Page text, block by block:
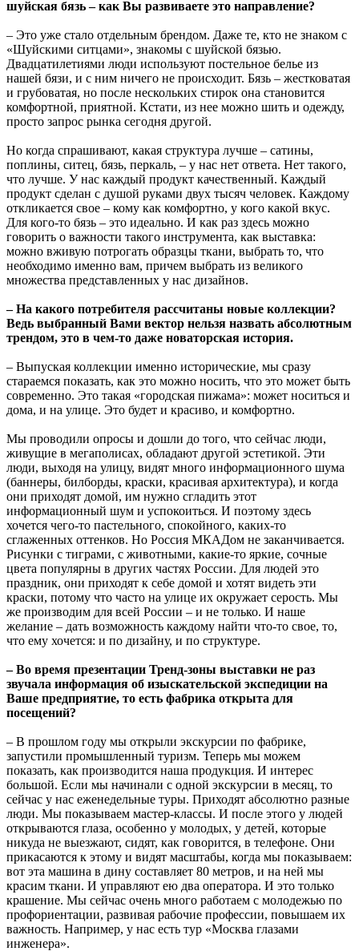
шуйская бязь – как Вы развиваете это направление?
– Это уже стало отдельным брендом. Даже те, кто не знаком с
«Шуйскими ситцами», знакомы с шуйской бязью.
Двадцатилетиями люди используют постельное белье из
нашей бязи, и с ним ничего не происходит. Бязь – жестковатая
и грубоватая, но после нескольких стирок она становится
комфортной, приятной. Кстати, из нее можно шить и одежду,
просто запрос рынка сегодня другой.
Но когда спрашивают, какая структура лучше – сатины,
поплины, ситец, бязь, перкаль, – у нас нет ответа. Нет такого,
что лучше. У нас каждый продукт качественный. Каждый
продукт сделан с душой руками двух тысяч человек. Каждому
откликается свое – кому как комфортно, у кого какой вкус.
Для кого-то бязь – это идеально. И как раз здесь можно
говорить о важности такого инструмента, как выставка:
можно вживую потрогать образцы ткани, выбрать то, что
необходимо именно вам, причем выбрать из великого
множества представленных у нас дизайнов.
– На какого потребителя рассчитаны новые коллекции?
Ведь выбранный Вами вектор нельзя назвать абсолютным
трендом, это в чем-то даже новаторская история.
– Выпуская коллекции именно исторические, мы сразу
стараемся показать, как это можно носить, что это может быть
современно. Это такая «городская пижама»: может носиться и
дома, и на улице. Это будет и красиво, и комфортно.
Мы проводили опросы и дошли до того, что сейчас люди,
живущие в мегаполисах, обладают другой эстетикой. Эти
люди, выходя на улицу, видят много информационного шума
(баннеры, билборды, краски, красивая архитектура), и когда
они приходят домой, им нужно сгладить этот
информационный шум и успокоиться. И поэтому здесь
хочется чего-то пастельного, спокойного, каких-то
сглаженных оттенков. Но Россия МКАДом не заканчивается.
Рисунки с тиграми, с животными, какие-то яркие, сочные
цвета популярны в других частях России. Для людей это
праздник, они приходят к себе домой и хотят видеть эти
краски, потому что часто на улице их окружает серость. Мы
же производим для всей России – и не только. И наше
желание – дать возможность каждому найти что-то свое, то,
что ему хочется: и по дизайну, и по структуре.
– Во время презентации Тренд-зоны выставки не раз
звучала информация об изыскательской экспедиции на
Ваше предприятие, то есть фабрика открыта для
посещений?
– В прошлом году мы открыли экскурсии по фабрике,
запустили промышленный туризм. Теперь мы можем
показать, как производится наша продукция. И интерес
большой. Если мы начинали с одной экскурсии в месяц, то
сейчас у нас еженедельные туры. Приходят абсолютно разные
люди. Мы показываем мастер-классы. И после этого у людей
открываются глаза, особенно у молодых, у детей, которые
никуда не выезжают, сидят, как говорится, в телефоне. Они
прикасаются к этому и видят масштабы, когда мы показываем:
вот эта машина в дину составляет 80 метров, и на ней мы
красим ткани. И управляют ею два оператора. И это только
крашение. Мы сейчас очень много работаем с молодежью по
профориентации, развивая рабочие профессии, повышаем их
важность. Например, у нас есть тур «Москва глазами
инженера».